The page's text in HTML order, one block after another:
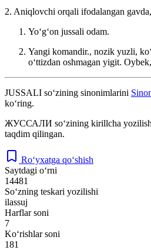
2. Aniqlovchi orqali ifodalangan gavda,
Yoʻgʻon jussali odam.
Yangi komandir., nozik yuzli,
oʻttizdan oshmagan yigit.
JUSSALI so‘zining sinonimlarini
ko‘ring.
ЖУССАЛИ so‘zining kirillcha
taqdim qilingan.
Ro‘yxatga qo‘shish
Saytdagi o‘rni
14481
So‘zning teskari yozilishi
ilassuj
Harflar soni
7
Ko‘rishlar soni
181